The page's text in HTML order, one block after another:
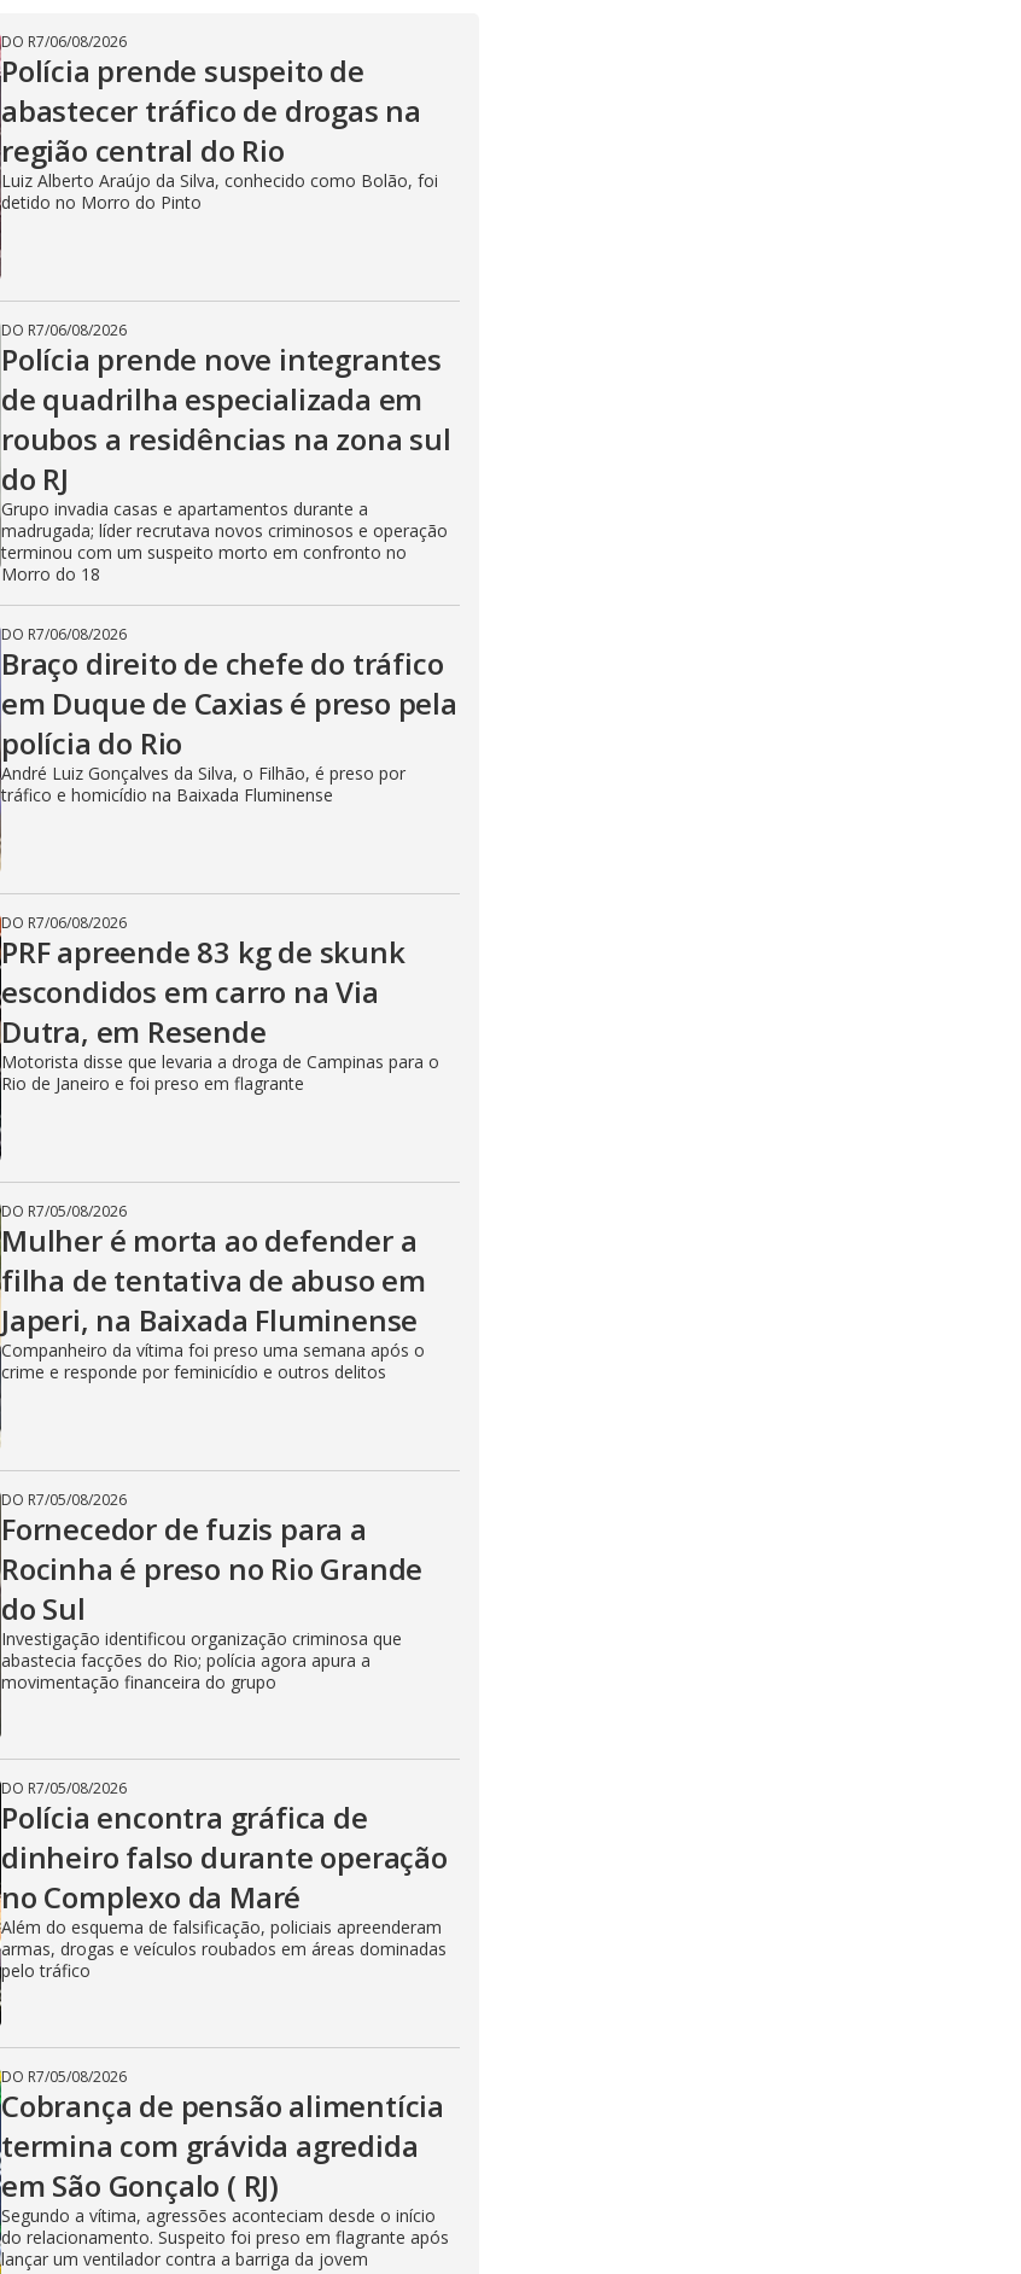
DO R7/06/08/2026
Polícia prende suspeito de
abastecer tráfico de drogas na
região central do Rio
Luiz Alberto Araújo da Silva, conhecido como Bolão, foi
detido no Morro do Pinto
DO R7/06/08/2026
Polícia prende nove integrantes
de quadrilha especializada em
roubos a residências na zona sul
do RJ
Grupo invadia casas e apartamentos durante a
madrugada; líder recrutava novos criminosos e operação
terminou com um suspeito morto em confronto no
Morro do 18
DO R7/06/08/2026
Braço direito de chefe do tráfico
em Duque de Caxias é preso pela
polícia do Rio
André Luiz Gonçalves da Silva, o Filhão, é preso por
tráfico e homicídio na Baixada Fluminense
DO R7/06/08/2026
PRF apreende 83 kg de skunk
escondidos em carro na Via
Dutra, em Resende
Motorista disse que levaria a droga de Campinas para o
Rio de Janeiro e foi preso em flagrante
DO R7/05/08/2026
Mulher é morta ao defender a
filha de tentativa de abuso em
Japeri, na Baixada Fluminense
Companheiro da vítima foi preso uma semana após o
crime e responde por feminicídio e outros delitos
DO R7/05/08/2026
Fornecedor de fuzis para a
Rocinha é preso no Rio Grande
do Sul
Investigação identificou organização criminosa que
abastecia facções do Rio; polícia agora apura a
movimentação financeira do grupo
DO R7/05/08/2026
Polícia encontra gráfica de
dinheiro falso durante operação
no Complexo da Maré
Além do esquema de falsificação, policiais apreenderam
armas, drogas e veículos roubados em áreas dominadas
pelo tráfico
DO R7/05/08/2026
Cobrança de pensão alimentícia
termina com grávida agredida
em São Gonçalo ( RJ)
Segundo a vítima, agressões aconteciam desde o início
do relacionamento. Suspeito foi preso em flagrante após
lançar um ventilador contra a barriga da jovem